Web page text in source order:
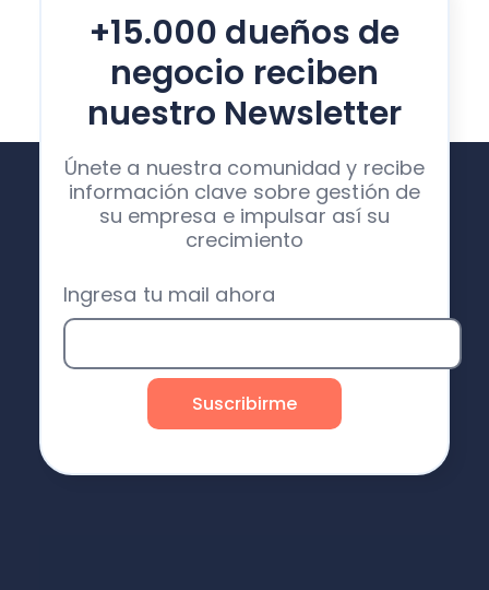
+15.000 dueños de
negocio reciben
nuestro Newsletter
Únete a nuestra comunidad y recibe
información clave sobre gestión de
su empresa e impulsar así su
crecimiento
Ingresa tu mail ahora